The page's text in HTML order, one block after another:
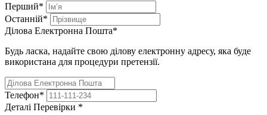
Перший*
Останній*
Ділова Електронна Пошта*
Будь ласка, надайте свою ділову електронну адресу, яка буде
використана для процедури претензії.
Телефон*
Деталі Перевірки *